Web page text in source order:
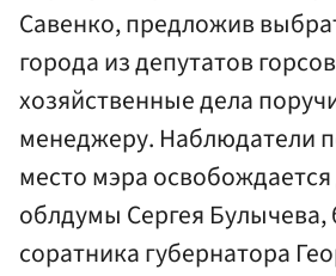
Савенко, предложив
города из депутатов
хозяйственные дела
менеджеру. Наблюдатели
место мэра
облдумы Сергея
соратника губернатора